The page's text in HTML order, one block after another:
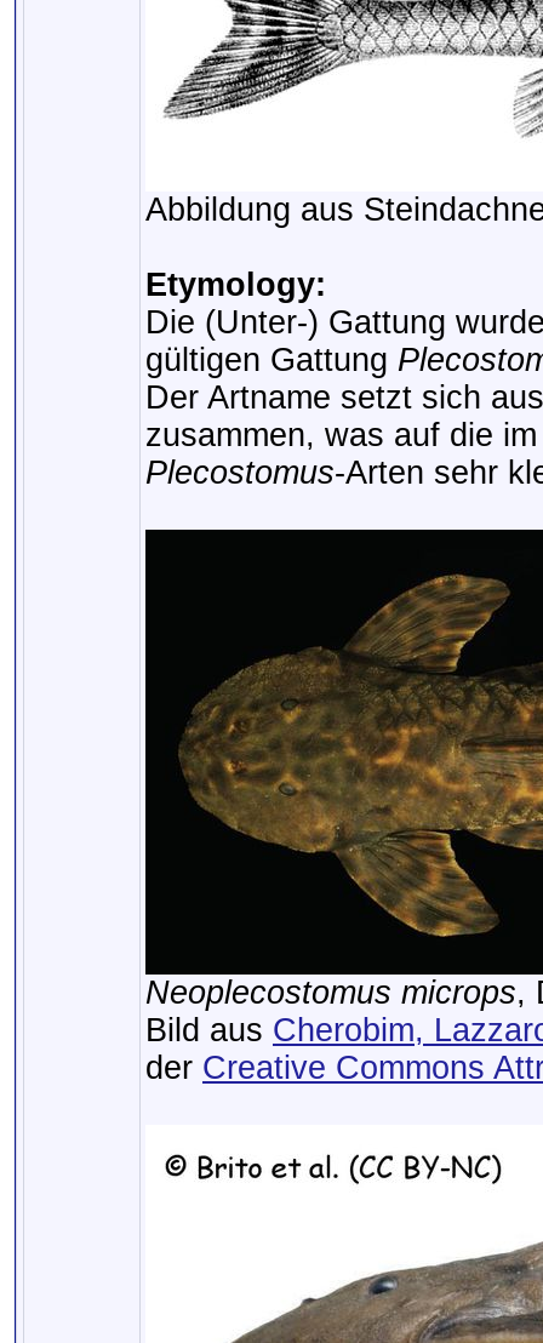
Abbildung aus
Etymology:
Die (Unter-) Gattung
gültigen Gattung
Der Artname setzt sich
zusammen, was auf die
Plecostomus-Arten sehr
Neoplecostomus microps,
Bild aus Cherobim,
der Creative Commons